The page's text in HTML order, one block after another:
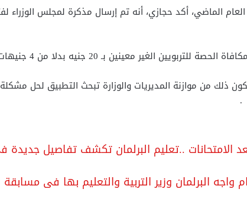
الماضي، أكد حجازي، أنه تم إرسال مذكرة لمجلس الوزراء
الغير معينين بـ 20 جنيه بدلا من 4 جنيهات وهو النظام المعمول به
الامتحانات ..تعليم البرلمان تكشف تفاصيل جديدة فى